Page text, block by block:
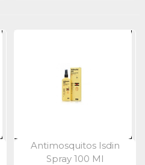
Vista Rápida
Antimosquitos Isdin
Spray 100 Ml